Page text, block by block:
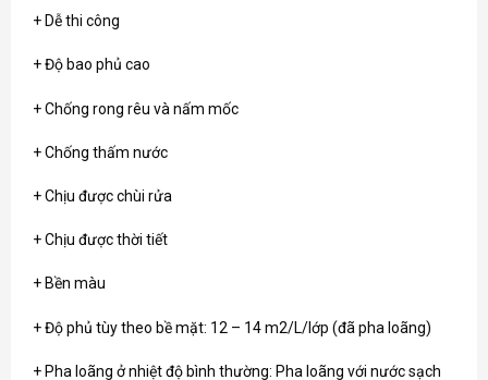
+ Dễ thi công
+ Độ bao phủ cao
+ Chống rong rêu và nấm mốc
+ Chống thấm nước
+ Chịu được chùi rửa
+ Chịu được thời tiết
+ Bền màu
+ Độ phủ tùy theo bề mặt: 12 – 14 m2/L/lớp (đã pha loãng)
+ Pha loãng ở nhiệt độ bình thường: Pha loãng với nước sạch